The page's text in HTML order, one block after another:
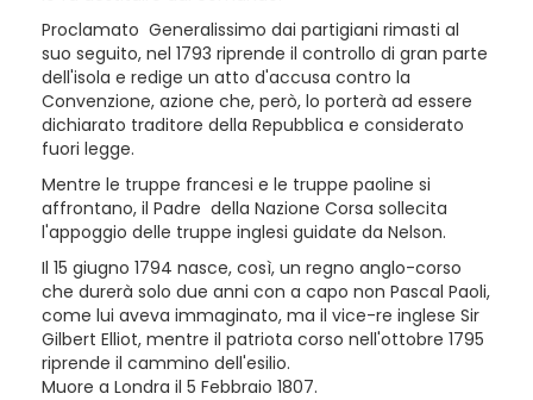
Proclamato Generalissimo dai partigiani rimasti al
suo seguito, nel 1793 riprende il controllo di gran parte
dell'isola e redige un atto d'accusa contro la
Convenzione, azione che, però, lo porterà ad essere
dichiarato traditore della Repubblica e considerato
fuori legge.
Mentre le truppe francesi e le truppe paoline si
affrontano, il Padre della Nazione Corsa sollecita
l'appoggio delle truppe inglesi guidate da Nelson.
Il 15 giugno 1794 nasce, così, un regno anglo-corso
che durerà solo due anni con a capo non Pascal Paoli,
come lui aveva immaginato, ma il vice-re inglese Sir
Gilbert Elliot, mentre il patriota corso nell'ottobre 1795
riprende il cammino dell'esilio.
Muore a Londra il 5 Febbraio 1807.